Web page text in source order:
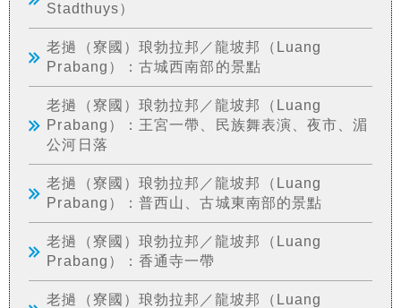
Stadthuys）
老撾（寮國）琅勃拉邦／龍坡邦（Luang
Prabang）：古城西南部的景點
老撾（寮國）琅勃拉邦／龍坡邦（Luang
Prabang）：王宮一帶、民族舞表演、夜市、湄
公河日落
老撾（寮國）琅勃拉邦／龍坡邦（Luang
Prabang）：普西山、古城東南部的景點
老撾（寮國）琅勃拉邦／龍坡邦（Luang
Prabang）：香通寺一帶
老撾（寮國）琅勃拉邦／龍坡邦（Luang